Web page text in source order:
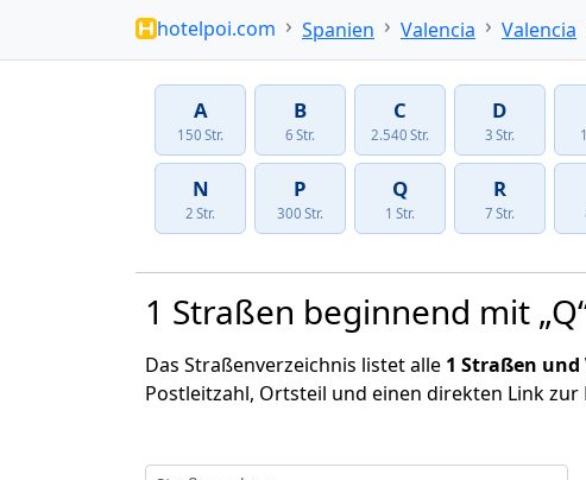
hotelpoi.com Spanien Valencia Valencia
A
150 Str.
B
6 Str.
C
2.540 Str.
D
3 Str.
N
2 Str.
P
300 Str.
Q
1 Str.
R
7 Str.
1 Straßen beginnend mit
Das Straßenverzeichnis listet alle 1 Straßen und
Postleitzahl, Ortsteil und einen direkten Link zur